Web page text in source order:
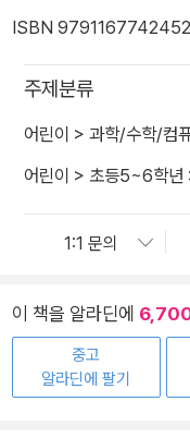
ISBN 9791167742452
주제분류
어린이 > 과학/수학/컴
어린이 > 초등5~6학년
이 책을 알라딘에
중고
알라딘에 팔기